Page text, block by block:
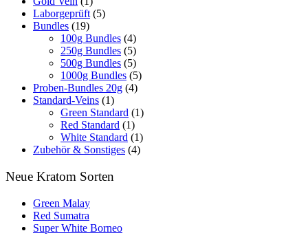
Produkt
Laborgeprüft 55
Bundles 1919
Produkte
100g Bundles 44
Produkte
250g Bundles 55
Produkte
500g Bundles 55
Produkte
1000g Bundles 55
Proben-Bundles 20g 44
Standard-Veins 11
Produkt
Green Standard 11
Red Standard 11
Produkt
White Standard 11
Produkt
Zubehör & Sonstiges 44
Neue Kratom Sorten
Green Malay
Red Sumatra
Super White Borneo